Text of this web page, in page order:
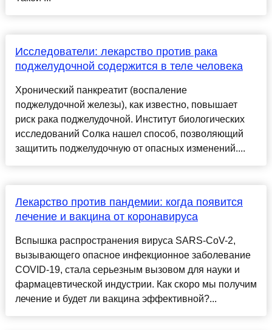
Исследователи: лекарство против рака
поджелудочной содержится в теле человека
Хронический панкреатит (воспаление
поджелудочной железы), как известно, повышает
риск рака поджелудочной. Институт биологических
исследований Солка нашел способ, позволяющий
защитить поджелудочную от опасных изменений....
Лекарство против пандемии: когда появится
лечение и вакцина от коронавируса
Вспышка распространения вируса SARS-CoV-2,
вызывающего опасное инфекционное заболевание
COVID-19, стала серьезным вызовом для науки и
фармацевтической индустрии. Как скоро мы получим
лечение и будет ли вакцина эффективной?...